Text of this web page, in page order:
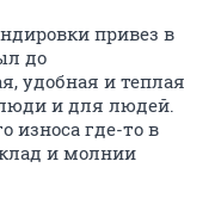
привез в
до
удобная и теплая
и для людей.
износа где-то в
и молнии